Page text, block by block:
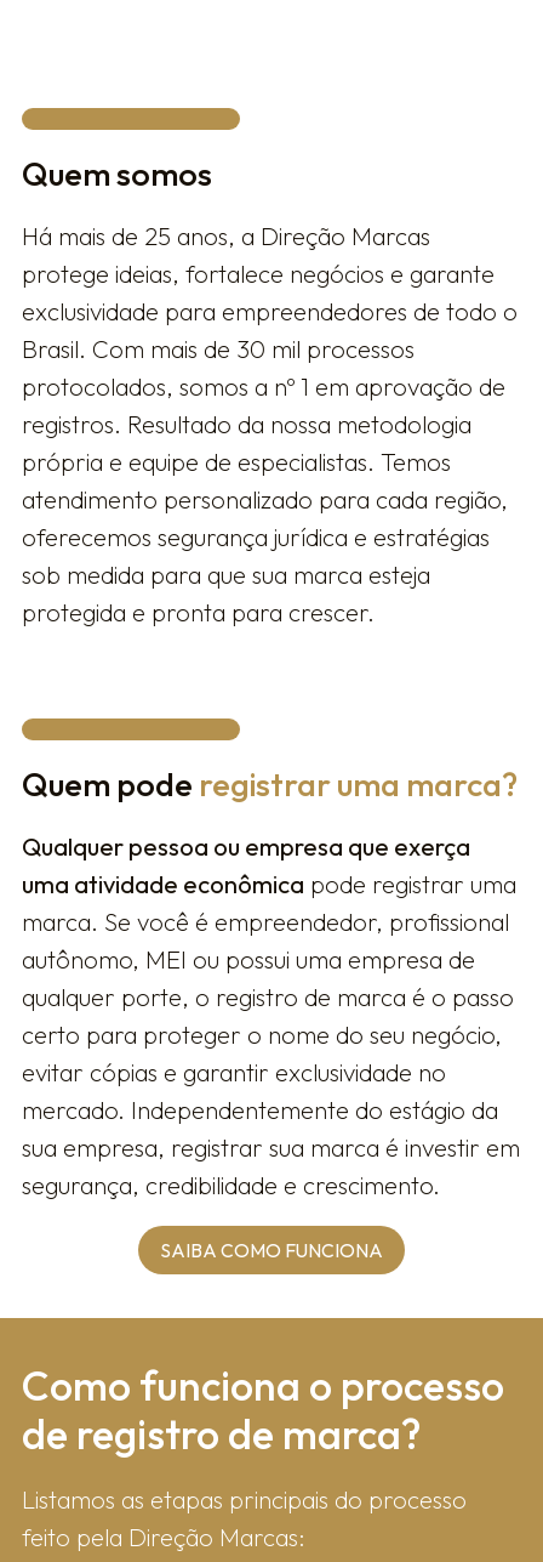
Quem somos
Há mais de 25 anos, a Direção Marcas
protege ideias, fortalece negócios e garante
exclusividade para empreendedores de todo o
Brasil. Com mais de 30 mil processos
protocolados, somos a nº 1 em aprovação de
registros. Resultado da nossa metodologia
própria e equipe de especialistas. Temos
atendimento personalizado para cada região,
oferecemos segurança jurídica e estratégias
sob medida para que sua marca esteja
protegida e pronta para crescer.
Quem pode registrar uma marca?
Qualquer pessoa ou empresa que exerça
uma atividade econômica pode registrar uma
marca. Se você é empreendedor, profissional
autônomo, MEI ou possui uma empresa de
qualquer porte, o registro de marca é o passo
certo para proteger o nome do seu negócio,
evitar cópias e garantir exclusividade no
mercado. Independentemente do estágio da
sua empresa, registrar sua marca é investir em
segurança, credibilidade e crescimento.
SAIBA COMO FUNCIONA
Como fun​ciona o processo
de registro de marca?
Listamos as etapas principais do processo
feito pela Direção Marcas: